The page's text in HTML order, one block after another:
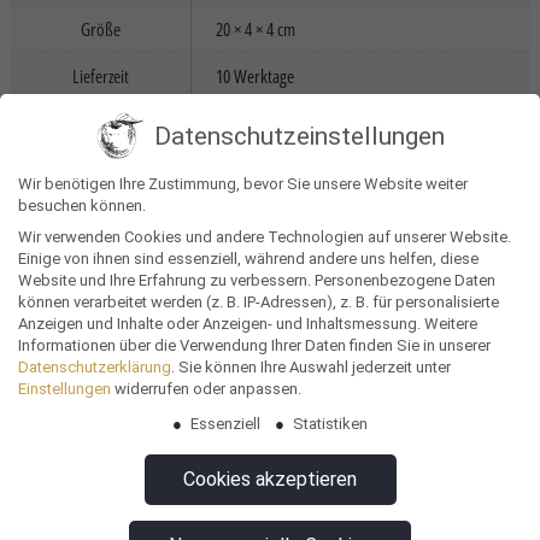
Größe
20 × 4 × 4 cm
Lieferzeit
10 Werktage
Anlass
Ausflug (Outdoor) Gesundheitstag
Kundenevent,Meetings, Messe,
Neujahrsgrüße ,Postversand
Unternehmenankündigung,Webinar &
Remote Workshop,Weihnachten
Ziel
Bewerber neugierig machen,
Kundengespräche einleiten,Nachmittagsloch
überwinden, Projekt ankündigen,Zuhörer
motivieren
Mitarbeiter ,Postverteiler
Bewerber,Potenzielle Kunden
Tagung & Vortrag
Lebensmittel
Frischobst & Gemüse
Datenschutzeinstellungen
Wir benötigen Ihre Zustimmung, bevor Sie unsere Website weiter
besuchen können.
Wir verwenden Cookies und andere Technologien auf unserer Website.
Einige von ihnen sind essenziell, während andere uns helfen, diese
Website und Ihre Erfahrung zu verbessern. Personenbezogene Daten
können verarbeitet werden (z. B. IP-Adressen), z. B. für personalisierte
Anzeigen und Inhalte oder Anzeigen- und Inhaltsmessung. Weitere
Informationen über die Verwendung Ihrer Daten finden Sie in unserer
Datenschutzerklärung Sie können Ihre Auswahl jederzeit unter
Einstellungen widerrufen oder anpassen.
Essenziell
Statistiken
Cookies akzeptieren